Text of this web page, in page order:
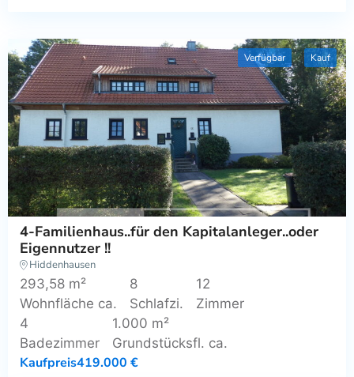
Verfügbar Kauf
4-Familienhaus..für den Kapitalanleger..oder
Eigennutzer !!
Hiddenhausen
293,58 m²
Wohnfläche ca.
8
Schlafzi.
12
Zimmer
4
Badezimmer
1.000 m²
Grundstücksfl. ca.
Kaufpreis419.000 €